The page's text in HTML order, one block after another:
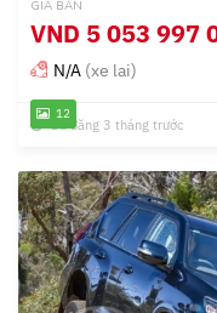
12
GIÁ BÁN
VND 5 053 997
N/A (xe lai)
Đã đăng 3 tháng trước